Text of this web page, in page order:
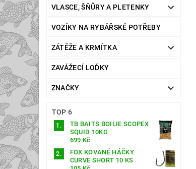
VLASCE, ŠŇŮRY A PLETENKY
VOZÍKY NA RYBÁŘSKÉ POTŘEBY
ZÁTĚŽE A KRMÍTKA
ZAVÁŽECÍ LOĎKY
ZNAČKY
TOP 6
TB BAITS BOILIE SCOPEX
SQUID 10KG
699 Kč
FOX KOVANÉ HÁČKY
CURVE SHORT 10 KS